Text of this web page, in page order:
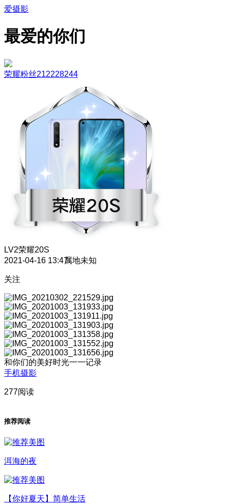
爱摄影
最爱的你们
荣耀粉丝212228244
LV2荣耀20S
2021-04-16 13:47属地未知
关注
和你们的美好时光一一记录
手机摄影
277阅读
推荐阅读
洱海的夜
【你好夏天】简单生活